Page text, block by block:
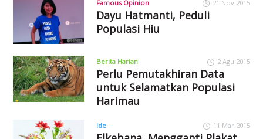
Famous Opinion 21 Nov 2015
Dayu Hatmanti, Peduli
Populasi Hiu
Berita Harian 2 Agu 2015
Perlu Pemutakhiran Data
untuk Selamatkan Populasi
Harimau
Ide 11 Mar 2015